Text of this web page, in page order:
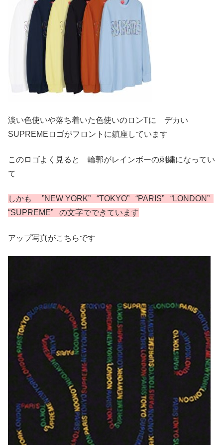
淡い色使いや落ち着いた色使いのロンTに デカい
SUPREMEロゴがフロントに鎮座しています
このロゴよく見ると 輪郭がレインボーの刺繍になってい
て
しかも ”NEW YORK” “TOKYO” “PARIS” “LONDON”
“SUPREME” の文字でできています
アップ写真がこちらです